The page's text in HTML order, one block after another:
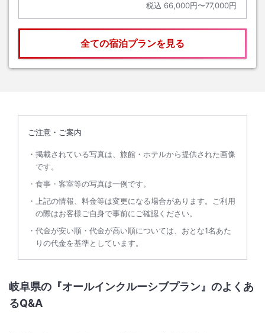
税込 66,000円〜77,000円
全ての宿泊プランを見る
ご注意・ご案内
掲載されている写真は、旅館・ホテルから提供された画像
です。
食事・客室等の写真は一例です。
上記の情報、料金等は変更になる場合があります。ご利用
の際はお客様ご自身で事前にご確認ください。
代金が安い順・代金が高い順については、おとな1名あた
りの代金を基準としています。
岐阜県の『オールインクルーシブプラン』のよくあ
るQ&A